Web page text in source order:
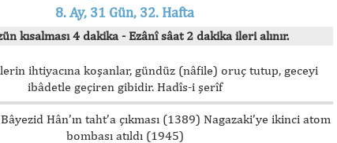
8. Ay, 31 Gün, 32. Hafta
kısalması 4 dakika - Ezânî sâat 2 dakika ileri alınır.
ihtiyacına koşanlar, gündüz (nâfile) oruç tutup, geceyi
ibâdetle geçiren gibidir. Hadîs-i şerîf
Bâyezid Hân’ın taht’a çıkması (1389) Nagazaki’ye ikinci atom
bombası atıldı (1945)